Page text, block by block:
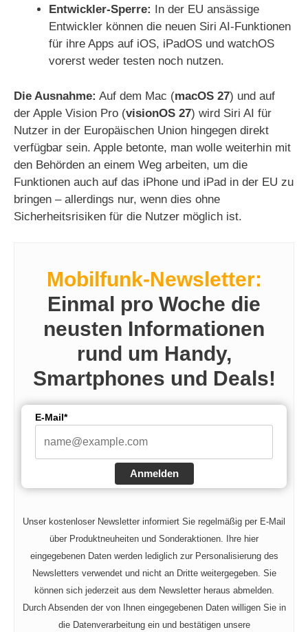
Entwickler-Sperre: In der EU ansässige
Entwickler können die neuen Siri AI-Funktionen
für ihre Apps auf iOS, iPadOS und watchOS
vorerst weder testen noch nutzen.
Die Ausnahme: Auf dem Mac (macOS 27) und auf
der Apple Vision Pro (visionOS 27) wird Siri AI für
Nutzer in der Europäischen Union hingegen direkt
verfügbar sein. Apple betonte, man wolle weiterhin mit
den Behörden an einem Weg arbeiten, um die
Funktionen auch auf das iPhone und iPad in der EU zu
bringen – allerdings nur, wenn dies ohne
Sicherheitsrisiken für die Nutzer möglich ist.
Mobilfunk-Newsletter:
Einmal pro Woche die
neusten Informationen
rund um Handy,
Smartphones und Deals!
E-Mail*
Anmelden
Unser kostenloser Newsletter informiert Sie regelmäßig per E-Mail
über Produktneuheiten und Sonderaktionen. Ihre hier
eingegebenen Daten werden lediglich zur Personalisierung des
Newsletters verwendet und nicht an Dritte weitergegeben. Sie
können sich jederzeit aus dem Newsletter heraus abmelden.
Durch Absenden der von Ihnen eingegebenen Daten willigen Sie in
die Datenverarbeitung ein und bestätigen unsere